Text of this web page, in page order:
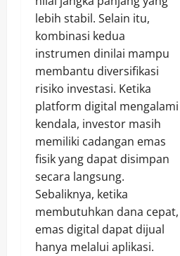
lebih stabil. Selain itu,
kombinasi kedua
instrumen dinilai mampu
membantu diversifikasi
risiko investasi. Ketika
platform digital mengalami
kendala, investor masih
memiliki cadangan emas
fisik yang dapat disimpan
secara langsung.
Sebaliknya, ketika
membutuhkan dana cepat,
emas digital dapat dijual
hanya melalui aplikasi.